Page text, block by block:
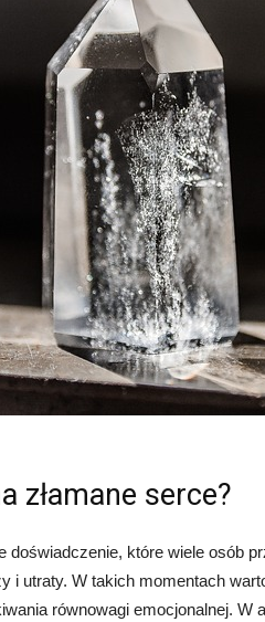
złamane serce?
doświadczenie, które wiele osób
i utraty. W takich momentach
równowagi emocjonalnej.